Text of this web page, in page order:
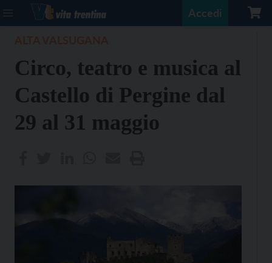
Accedi
Circo, teatro e musica al
Castello di Pergine dal
29 al 31 maggio